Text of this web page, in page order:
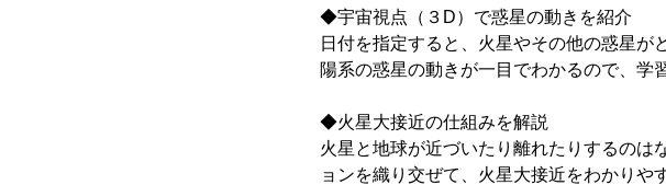
◆宇宙視点（３D）で惑星の動きを紹介
日付を指定すると、火星やその他の惑星
陽系の惑星の動きが一目でわかるので、学
◆火星大接近の仕組みを解説
火星と地球が近づいたり離れたりするのは
ョンを織り交ぜて、火星大接近をわかりや